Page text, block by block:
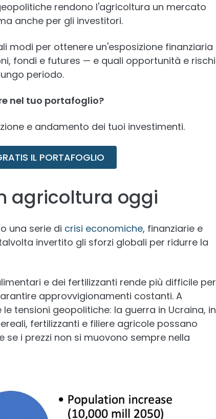
rendono l'agricoltura un mercato
anche per gli investitori.
modi per ottenere un'esposizione finanziaria
fondi e futures — e quali opportunità e rischi
periodo.
nel tuo portafoglio?
e andamento dei tuoi investimenti.
IL PORTAFOGLIO
agricoltura oggi
una serie di crisi economiche, finanziarie e
invertito gli sforzi globali per ridurre la
e dei fertilizzanti rende più difficile per
approvvigionamenti costanti. A
tensioni geopolitiche: la guerra in Ucraina, in
fertilizzanti e filiere agricole possano
se i prezzi non si muovono sempre nella